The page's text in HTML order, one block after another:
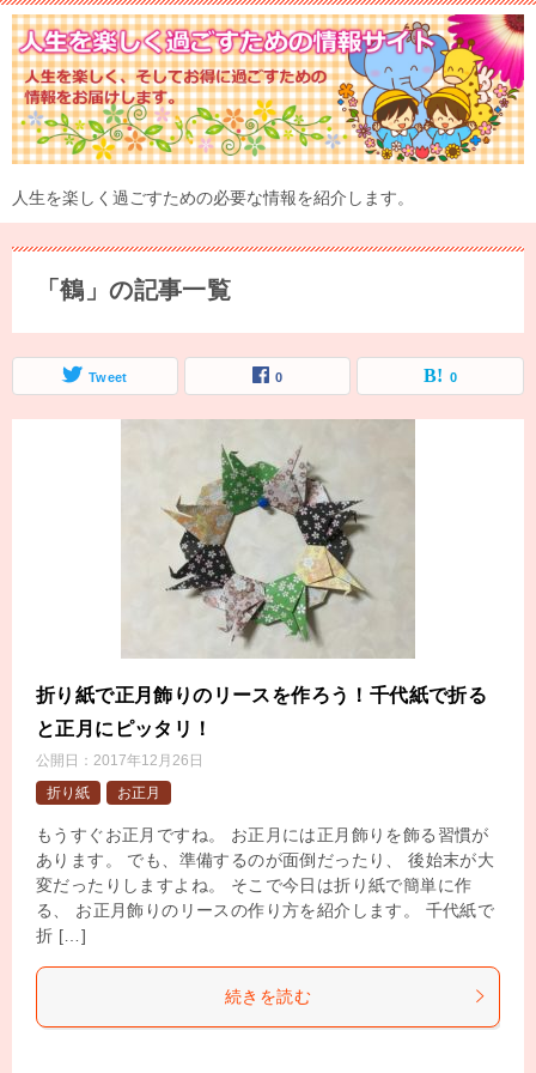
人生を楽しく過ごすための必要な情報を紹介します。
「鶴」の記事一覧
Tweet 0 0
折り紙で正月飾りのリースを作ろう！千代紙で折る
と正月にピッタリ！
公開日： 2017年12月26日
折り紙
お正月
もうすぐお正月ですね。 お正月には正月飾りを飾る習慣が
あります。 でも、準備するのが面倒だったり、 後始末が大
変だったりしますよね。 そこで今日は折り紙で簡単に作
る、 お正月飾りのリースの作り方を紹介します。 千代紙で
折 […]
続きを読む